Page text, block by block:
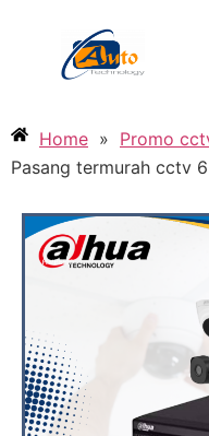
Home » Promo
Pasang termurah cctv